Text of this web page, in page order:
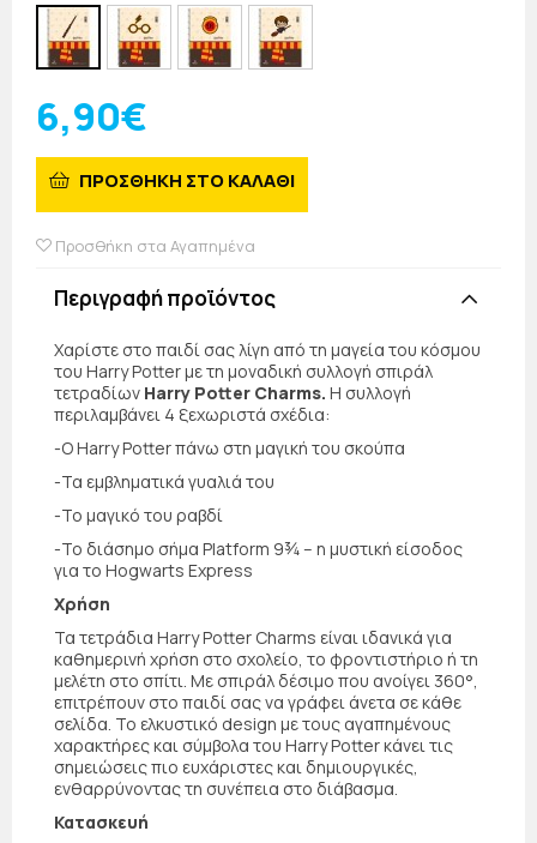
6,90€
ΠΡΟΣΘΗΚΗ ΣΤΟ ΚΑΛΑΘΙ
Προσθήκη στα Αγαπημένα
Περιγραφή προϊόντος
Χαρίστε στο παιδί σας λίγη από τη μαγεία του κόσμου
του Harry Potter με τη μοναδική συλλογή σπιράλ
τετραδίων Harry Potter Charms. Η συλλογή
περιλαμβάνει 4 ξεχωριστά σχέδια:
-Ο Harry Potter πάνω στη μαγική του σκούπα
-Τα εμβληματικά γυαλιά του
-Το μαγικό του ραβδί
-Το διάσημο σήμα Platform 9¾ – η μυστική είσοδος
για το Hogwarts Express
Χρήση
Τα τετράδια Harry Potter Charms είναι ιδανικά για
καθημερινή χρήση στο σχολείο, το φροντιστήριο ή τη
μελέτη στο σπίτι. Με σπιράλ δέσιμο που ανοίγει 360°,
επιτρέπουν στο παιδί σας να γράφει άνετα σε κάθε
σελίδα. Το ελκυστικό design με τους αγαπημένους
χαρακτήρες και σύμβολα του Harry Potter κάνει τις
σημειώσεις πιο ευχάριστες και δημιουργικές,
ενθαρρύνοντας τη συνέπεια στο διάβασμα.
Κατασκευή